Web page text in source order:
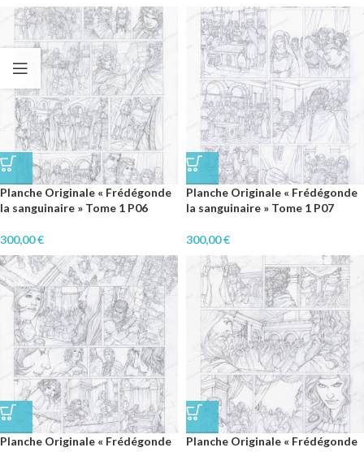
Planche Originale « Frédégonde
la sanguinaire » Tome 1 P06
300,00€
Planche Originale « Frédégonde
la sanguinaire » Tome 1 P07
300,00€
Planche Originale « Frédégonde
Planche Originale « Frédégonde